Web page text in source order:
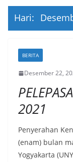
Hari:
BERITA
Desember 22,
2021
Penyerahan
(enam) bulan
Yogyakarta